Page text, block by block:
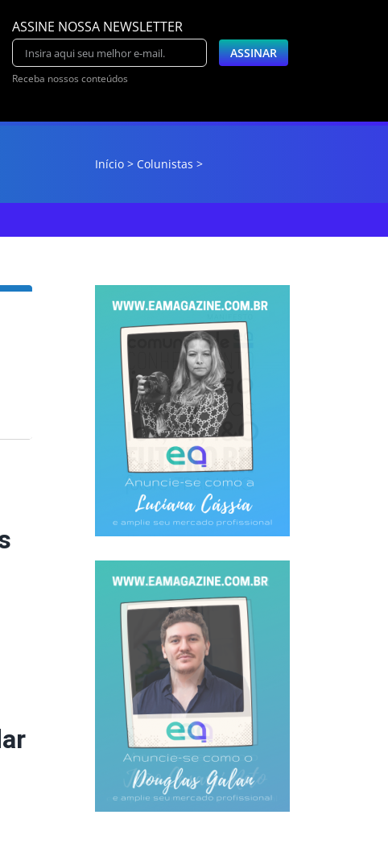
ASSINE NOSSA NEWSLETTER
Receba nossos conteúdos
Início Colunistas